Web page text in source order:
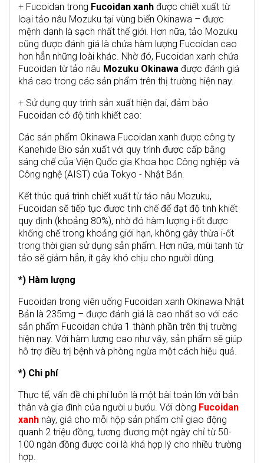
+ Fucoidan trong Fucoidan xanh được chiết xuất từ
loại tảo nâu Mozuku tại vùng biển Okinawa – được
mệnh danh là sạch nhất thế giới. Hơn nữa, tảo Mozuku
cũng được đánh giá là chứa hàm lượng Fucoidan cao
hơn hẳn những loài khác. Nhờ đó, Fucoidan xanh chứa
Fucoidan từ tảo nâu Mozuku Okinawa được đánh giá
khá cao trong các sản phẩm trên thị trường hiện nay.
+ Sử dụng quy trình sản xuất hiện đại, đảm bảo
Fucoidan có độ tinh khiết cao:
Các sản phẩm Okinawa Fucoidan xanh được công ty
Kanehide Bio sản xuất với quy trình được cấp bằng
sáng chế của Viện Quốc gia Khoa học Công nghiệp và
Công nghệ (AIST) của Tokyo - Nhật Bản.
Kết thúc quá trình chiết xuất từ tảo nâu Mozuku,
Fucoidan sẽ tiếp tục được tinh chế để đạt độ tinh khiết
quy định (khoảng 80%), nhờ đó hàm lượng i-ốt được
khống chế trong khoảng giới hạn, không gây thừa i-ốt
trong thời gian sử dụng sản phẩm. Hơn nữa, mùi tanh từ
tảo sẽ giảm hẳn, ít gây khó chịu cho người dùng.
*) Hàm lượng
Fucoidan trong viên uống Fucoidan xanh Okinawa Nhật
Bản là 235mg – được đánh giá là cao nhất so với các
sản phẩm Fucoidan chứa 1 thành phần trên thị trường
hiện nay. Với hàm lượng cao như vậy, sản phẩm sẽ giúp
hỗ trợ điều trị bệnh và phòng ngừa một cách hiệu quả.
*) Chi phí
Thực tế, vấn đề chi phí luôn là một bài toán lớn với bản
thân và gia đình của người u bướu. Với dòng Fucoidan
xanh này, giá cho mỗi hộp sản phẩm chỉ giao động
quanh 2 triệu đồng, tương đương một ngày chỉ từ 50-
100 ngàn đồng được coi là khá hợp lý cho nhiều trường
hợp.